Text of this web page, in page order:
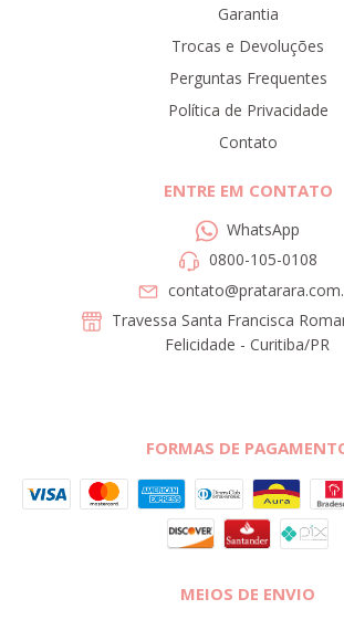
Garantia
Trocas e Devoluções
Perguntas Frequentes
Política de Privacidade
Contato
ENTRE EM CONTATO
WhatsApp
0800-105-0108
Travessa Santa Francisca
Felicidade - Curitiba/PR
FORMAS DE
MEIOS DE ENVIO